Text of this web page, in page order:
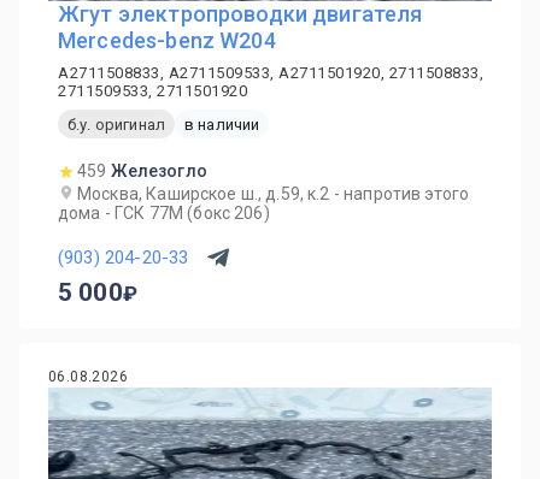
Жгут электропроводки двигателя
Mercedes-benz W204
A2711508833, A2711509533, A2711501920, 2711508833,
2711509533, 2711501920
б.у. оригинал
в наличии
459 Железогло
Москва, Каширское ш., д.59, к.2 - напротив этого
дома - ГСК 77М (бокс 206)
(903) 204-20-33
5 000
06.08.2026